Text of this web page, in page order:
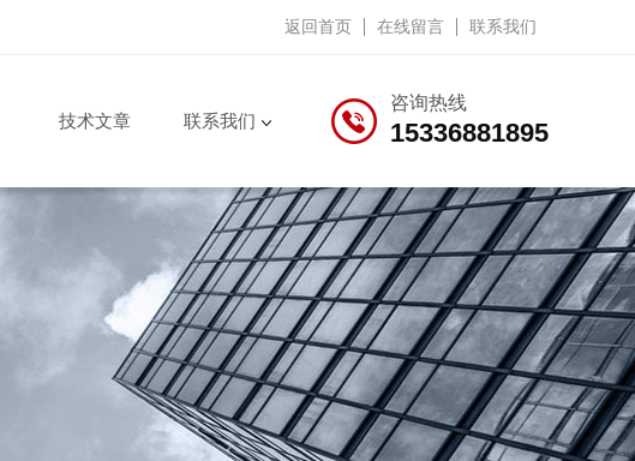
返回首页 在线留言 联系我们
咨询热线
15336881895
技术文章 联系我们